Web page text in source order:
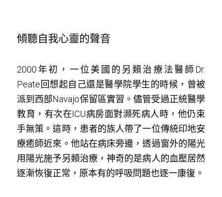
傾聽自我心靈的聲音
2000年初，一位美國的另類治療法醫師Dr.
Peate回想起自己還是醫學院學生的時候，曾被
派到西部Navajo保留區實習。儘管受過正統醫學
教育，有次在ICU病房面對瀕死病人時，他仍束
手無策。這時，患者的族人帶了一位傳統印地安
療癒師近來。他站在病床旁邊，透過窗外的陽光
用陽光施予另類治療，神奇的是病人的血壓居然
逐漸恢復正常，原本有的呼吸問題也逐一康復。